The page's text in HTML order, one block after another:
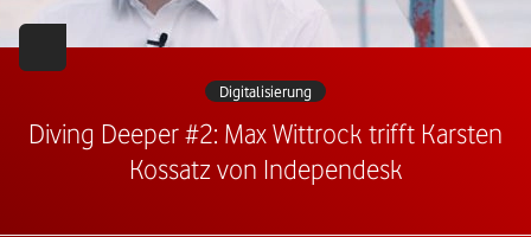
Digitalisierung
Diving Deeper #2: Max Wittrock trifft Karsten
Kossatz von Independesk